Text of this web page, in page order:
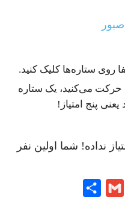
روی ستاره‌ها کلیک کنید.
حرکت می‌کنید، یک ستاره
پنج امتیاز!
نداده! شما اولین نفر
Copy
Gmail